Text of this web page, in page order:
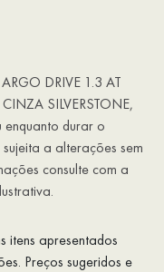
DRIVE 1.3 AT
SILVERSTONE,
durar o
a alterações sem
consulte com a
itens apresentados
Preços sugeridos e